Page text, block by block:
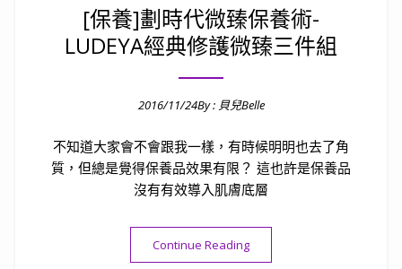
[保養]劃時代微臻保養術-
LUDEYA經典修護微臻三件組
2016/11/24By : 貝兒Belle
不知道大家會不會跟我一樣，有時候明明也去了角
質，但總是覺得保養品效果有限？ 這也許是保養品
沒有有效導入肌膚底層
Continue Reading“[保養]劃時代微臻保養術-